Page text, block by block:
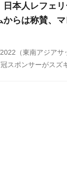
日本人レフェ
らは称賛、
（東南アジア
スポンサーがスズ